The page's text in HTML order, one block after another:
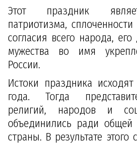
Этот праздник
патриотизма,
согласия всего народа,
мужества во имя
России.
Истоки праздника
года. Тогда
религий, народов и
объединились ради
страны. В результате этого